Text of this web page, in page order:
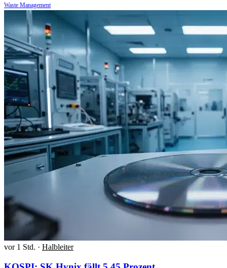
Waste Management
vor 1 Std. · Halbleiter